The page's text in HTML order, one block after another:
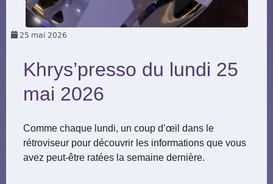
25 mai 2026
Khrys’presso du lundi 25
mai 2026
Comme chaque lundi, un coup d’œil dans le
rétroviseur pour découvrir les informations que vous
avez peut-être ratées la semaine dernière.